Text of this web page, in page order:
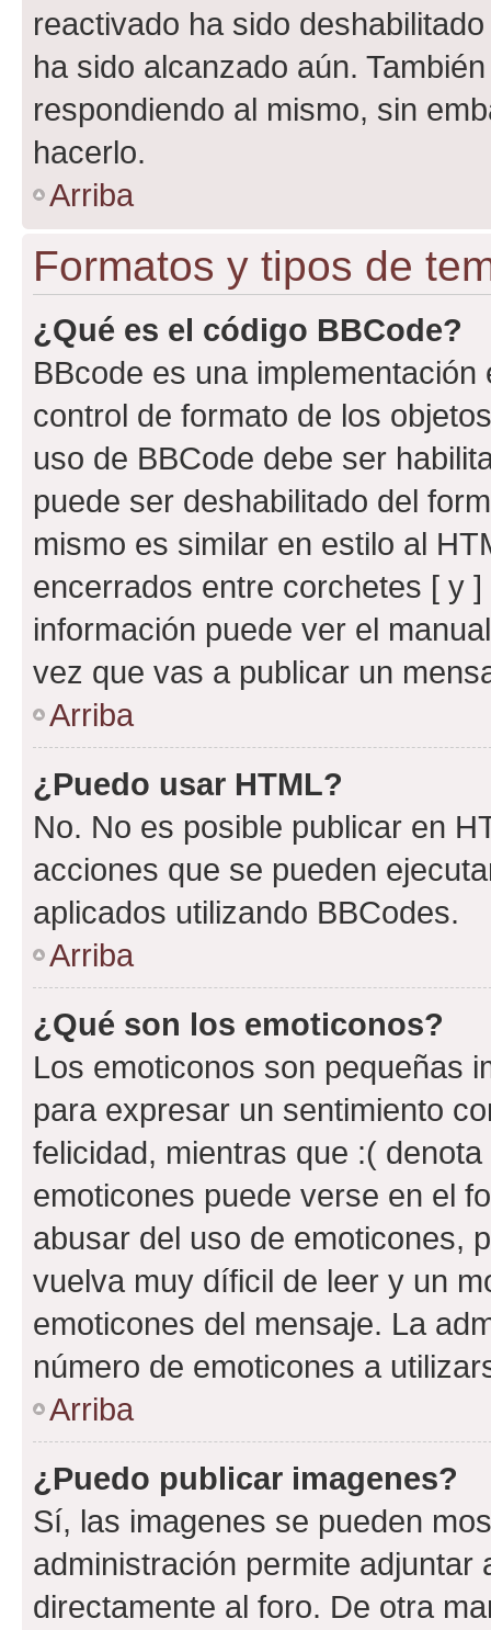
reactivado ha sido
ha sido alcanzado aún.
respondiendo al mismo, sin
hacerlo.
Arriba
Formatos y tipos de
¿Qué es el código BBCode?
BBcode es una
control de formato de los
uso de BBCode debe ser
puede ser deshabilitado del
mismo es similar en estilo al
encerrados entre corchetes [ y
información puede ver el
vez que vas a publicar un
Arriba
¿Puedo usar HTML?
No. No es posible publicar en
acciones que se pueden
aplicados utilizando BBCodes.
Arriba
¿Qué son los emoticonos?
Los emoticonos son pequeñas
para expresar un sentimiento
felicidad, mientras que :(
emoticones puede verse en el
abusar del uso de emoticones,
vuelva muy díficil de leer y un
emoticones del mensaje. La
número de emoticones a
Arriba
¿Puedo publicar imagenes?
Sí, las imagenes se pueden
administración permite
directamente al foro. De otra